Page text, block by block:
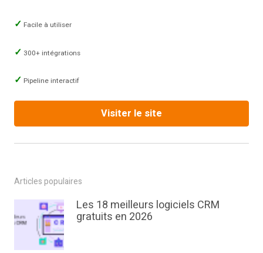
Facile à utiliser
300+ intégrations
Pipeline interactif
Visiter le site
Articles populaires
Les 18 meilleurs logiciels CRM
gratuits en 2026